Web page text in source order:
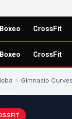
Boxeo CrossFit
Boxeo CrossFit
› Gimnasio